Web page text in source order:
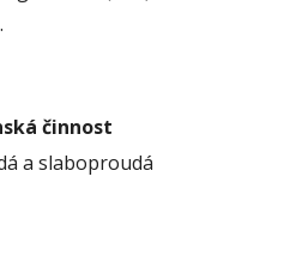
činnost
a slaboproudá